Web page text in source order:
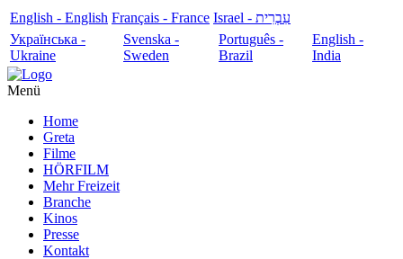
English - English Français - France
עִבְרִית - Israel
Українська -
Ukraine
Svenska -
Sweden
Português -
Brazil
English -
India
Menü
Home
Greta
Filme
HÖRFILM
Mehr Freizeit
Branche
Kinos
Presse
Kontakt